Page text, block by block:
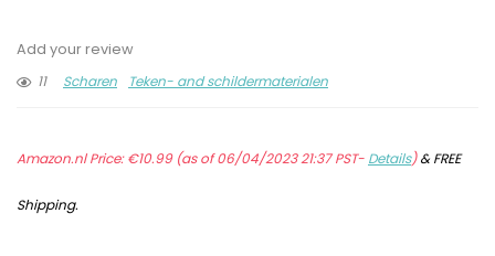
Add your review
11
Scharen Teken- and schildermaterialen
Amazon.nl Price:€10.99(as of 06/04/2023 21:37 PST- Details)&FREE
Shipping.